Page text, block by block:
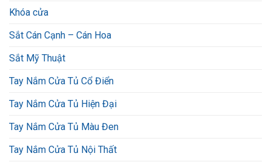
Khóa cửa
Sắt Cán Cạnh – Cán Hoa
Sắt Mỹ Thuật
Tay Nắm Cửa Tủ Cổ Điển
Tay Nắm Cửa Tủ Hiện Đại
Tay Nắm Cửa Tủ Màu Đen
Tay Nắm Cửa Tủ Nội Thất